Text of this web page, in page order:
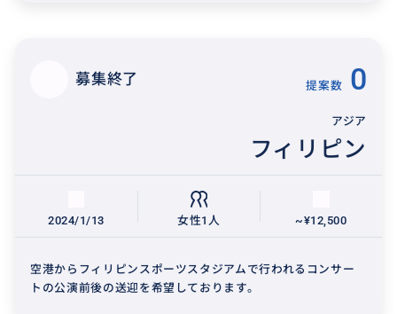
募集終了 提案数 0
アジア
フィリピン
2024/1/13 女性1人 ~¥12,500
空港からフィリピンスポーツスタジアムで行われるコンサー
トの公演前後の送迎を希望しております。